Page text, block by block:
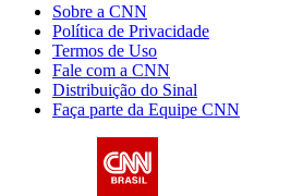
Sobre a CNN
Política de Privacidade
Termos de Uso
Fale com a CNN
Distribuição do Sinal
Faça parte da Equipe CNN